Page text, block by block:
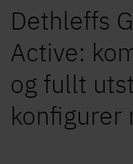
Bobiler
Camper Vans
Dethleffs originalt
Service
Dethleffs
Active:
og fullt
konfigurer